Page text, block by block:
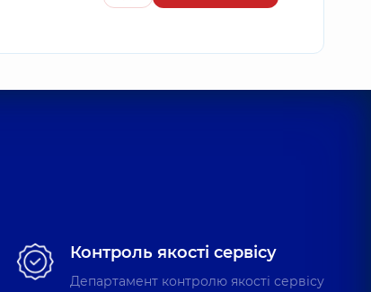
Контроль якості сервісу
Департамент контролю якості сервісу